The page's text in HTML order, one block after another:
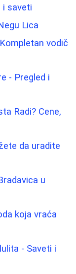
i saveti
Lica
vodič
- Pregled i
Radi? Cene,
da uradite
u
koja vraća
- Saveti i